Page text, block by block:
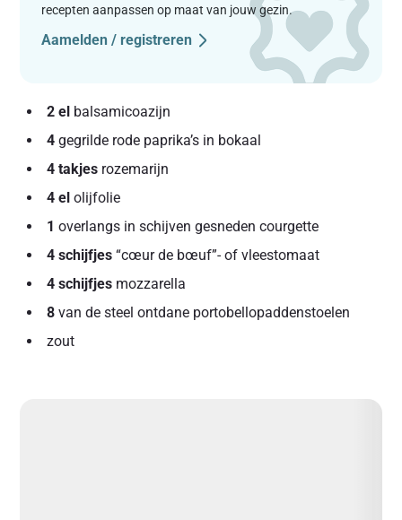
recepten aanpassen op maat van jouw gezin.
Aamelden / registreren
2 el balsamicoazijn
4gegrilde rode paprika’s in bokaal
4 takjes rozemarijn
4 el olijfolie
1overlangs in schijven gesneden courgette
4 schijfjes “cœur de bœuf”- of vleestomaat
4 schijfjes mozzarella
8van de steel ontdane portobellopaddenstoelen
zout